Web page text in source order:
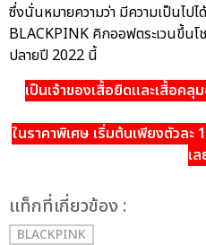
ซึ่งนั่นหมายความว่า มีความเป็นไปไ
BLACKPINK คิกออฟตระเวนขึ้น
ปลายปี 2022 นี้
เป็นเจ้าของเสื้อยืดและเสื้อคลุ
ในราคาพิเศษ เริ่มต้นเพียงตัวละ
เ
เเท็กที่เกี่ยวข้อง :
BLACKPINK